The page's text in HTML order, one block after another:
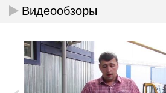
Видеообзоры